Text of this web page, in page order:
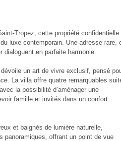
Tropez, cette propriété confidentielle
luxe contemporain. Une adresse rare,
dialoguent en parfaite harmonie.
un art de vivre exclusif, pensé
La villa offre quatre remarquables
la possibilité d’aménager une
famille et invités dans un confort
et baignés de lumière naturelle,
panoramiques, offrant un point de vue